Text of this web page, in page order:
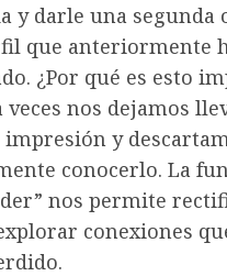
y darle una segunda
que anteriormente
¿Por qué es esto
veces nos dejamos
y
conocerlo. La
nos permite
conexiones